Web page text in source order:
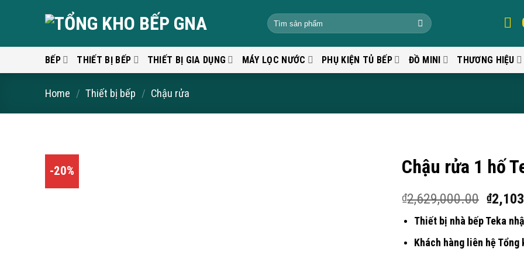
BẾP THIẾT BỊ BẾP THIẾT BỊ GIA DỤNG MÁY LỌC NƯỚC PHỤ KIỆN TỦ BẾP ĐỒ MINI THƯƠNG HIỆU
Home / Thiết bị bếp / Chậu rửa
-20% Chậu rửa 1 hố
₫2,629,000.00 ₫
Thiết bị nhà bếp Teka
Khách hàng liên hệ